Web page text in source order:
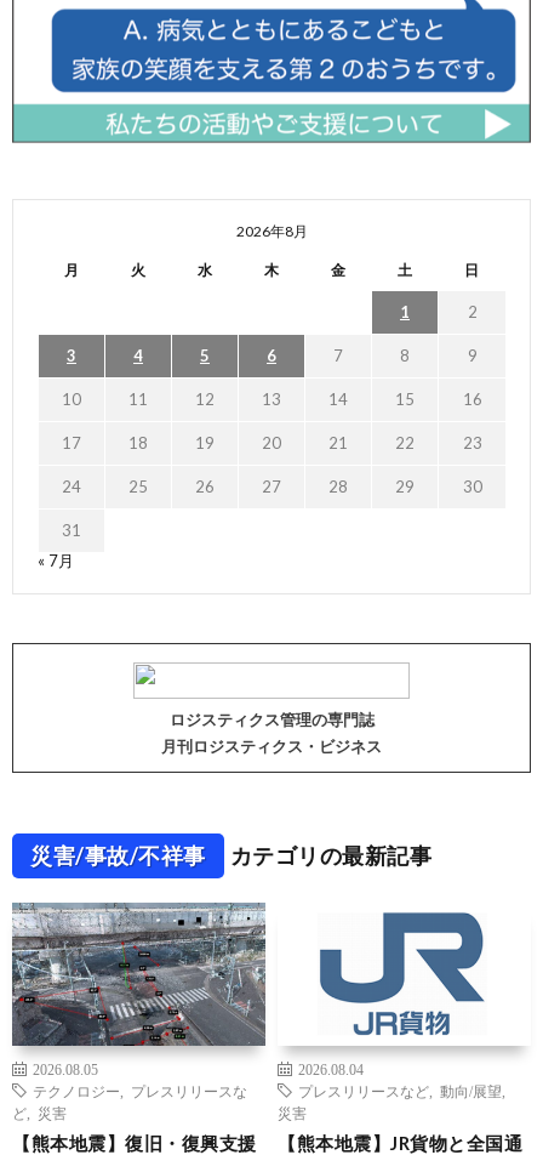
2026年8月
月 火 水 木 金 土 日
1 2
3 4 5 6 7 8 9
10 11 12 13 14 15 16
17 18 19 20 21 22 23
24 25 26 27 28 29 30
31
« 7月
ロジスティクス管理の専門誌
月刊ロジスティクス・ビジネス
災害/事故/不祥事 カテゴリの最新記事
2026.08.05
テクノロジー
プレスリリースな
ど
災害
【熊本地震】復旧・復興支援
2026.08.04
プレスリリースなど
動向/展望
災害
【熊本地震】JR貨物と全国通